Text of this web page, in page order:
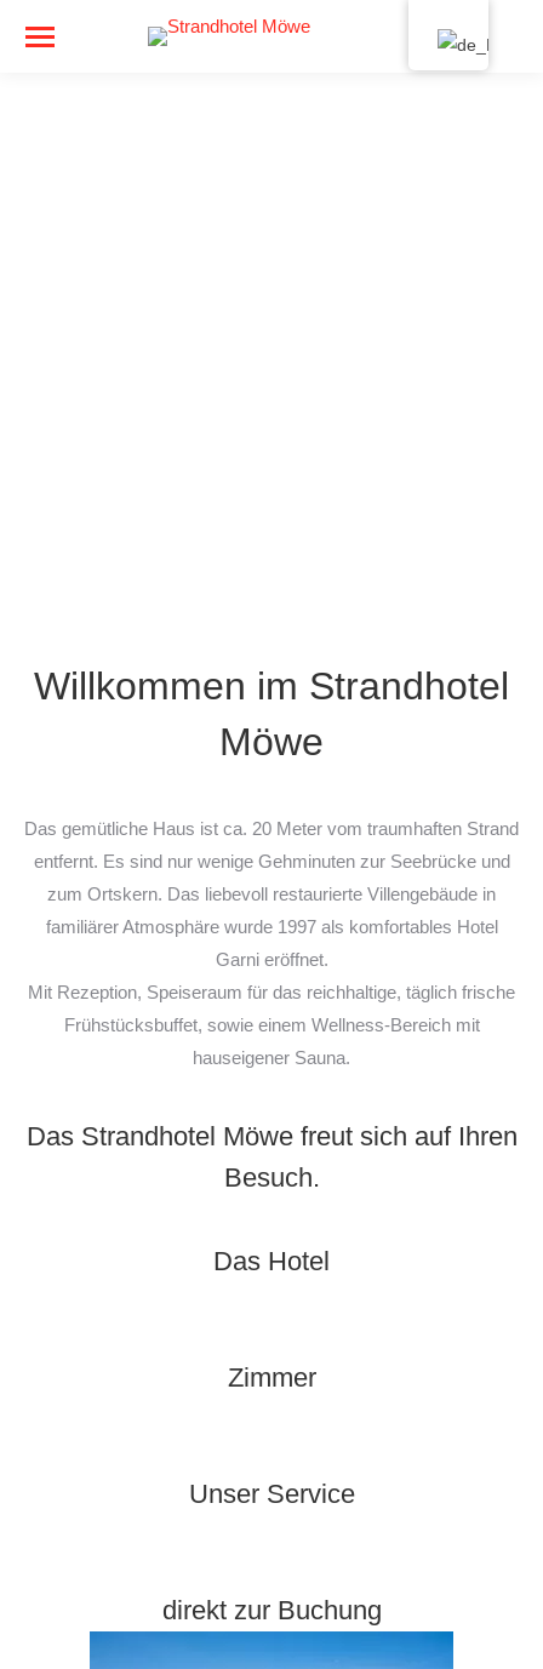
Willkommen im Strandhotel
Möwe
Das gemütliche Haus ist ca. 20 Meter vom traumhaften Strand
entfernt. Es sind nur wenige Gehminuten zur Seebrücke und
zum Ortskern. Das liebevoll restaurierte Villengebäude in
familiärer Atmosphäre wurde 1997 als komfortables Hotel
Garni eröffnet.
Mit Rezeption, Speiseraum für das reichhaltige, täglich frische
Frühstücksbuffet, sowie einem Wellness-Bereich mit
hauseigener Sauna.
Das Strandhotel Möwe freut sich auf Ihren
Besuch.
Das Hotel
Zimmer
Unser Service
direkt zur Buchung